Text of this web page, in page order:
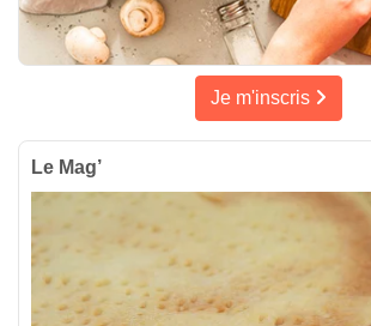
Je m'inscris
Le Mag’